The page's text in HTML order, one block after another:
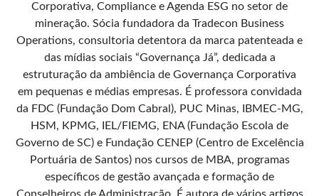
Corporativa, Compliance e Agenda ESG no setor de
mineração. Sócia fundadora da Tradecon Business
Operations, consultoria detentora da marca patenteada e
das mídias sociais “Governança Já”, dedicada a
estruturação da ambiência de Governança Corporativa
em pequenas e médias empresas. É professora convidada
da FDC (Fundação Dom Cabral), PUC Minas, IBMEC-MG,
HSM, KPMG, IEL/FIEMG, ENA (Fundação Escola de
Governo de SC) e Fundação CENEP (Centro de Excelência
Portuária de Santos) nos cursos de MBA, programas
específicos de gestão avançada e formação de